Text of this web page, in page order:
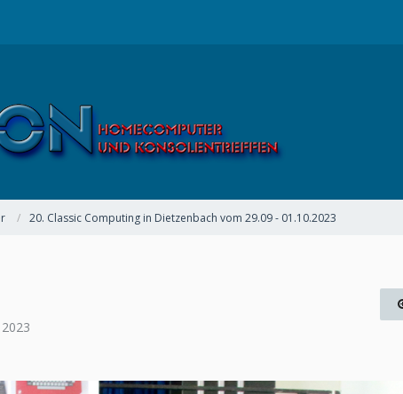
20. Classic Computing in Dietzenbach vom 29.09 - 01.10.2023